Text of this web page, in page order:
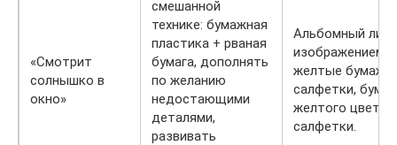
«Смотрит
солнышко в
окно»
смешанной
технике: бумажная
пластика + рваная
бумага, дополнять
по желанию
недостающими
деталями,
развивать
Альбомный
изображением
желтые
салфетки,
желтого цвета,
салфетки.